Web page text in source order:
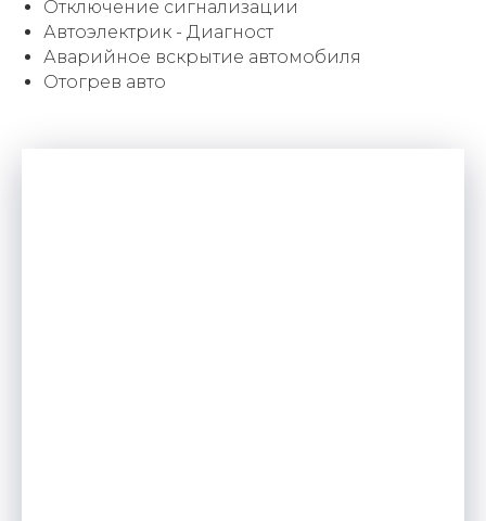
Отключение сигнализации
Автоэлектрик - Диагност
Аварийное вскрытие автомобиля
Отогрев авто